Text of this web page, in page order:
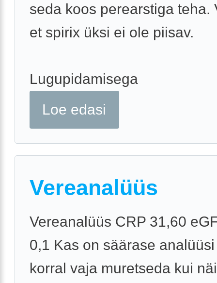
seda koos perearstiga teha.
et spirix üksi ei ole piisav.
Lugupidamisega
Loe edasi
Vereanalüüs
Vereanalüüs CRP 31,60
0,1 Kas on säärase
korral vaja muretseda kui